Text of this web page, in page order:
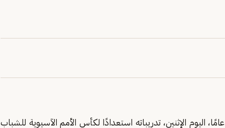
بدأ المنتخب السعودي لكرة القدم تحت 20 عامًا، اليوم الإثنين، تدريباته استعدادًا لكأس الأمم الآسيوية للشباب